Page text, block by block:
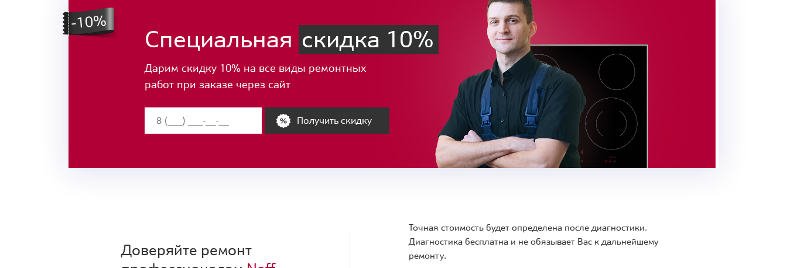
Специальная скидка 10%
Дарим скидку 10% на все виды ремонтных
работ при заказе через сайт
Получить скидку
Доверяйте ремонт
Точная стоимость будет определена после диагностики.
Диагностика бесплатна и не обязывает Вас к дальнейшему
ремонту.